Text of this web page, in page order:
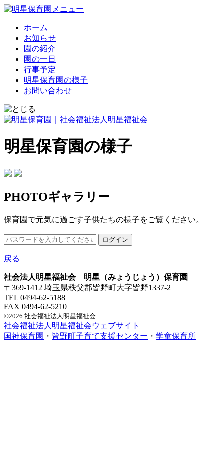
ホーム
お知らせ
園の紹介
園の一日
行事予定
明星保育園の様子
お問い合わせ
明星保育園の様子
PHOTOギャラリー
保育園で元気に過ごす子供たちの様子をご覧ください。
戻る
社会法人明星福祉会 明星（みょうじょう）保育園
〒369-1412 埼玉県秩父郡皆野町大字皆野1337-2
TEL 0494-62-5188
FAX 0494-62-5210
©2026 社会福祉法人明星福祉会
社会福祉法人明星福祉会ウェブサイト
国神保育園 ・ 皆野町子育て支援センター ・ 学童保育所